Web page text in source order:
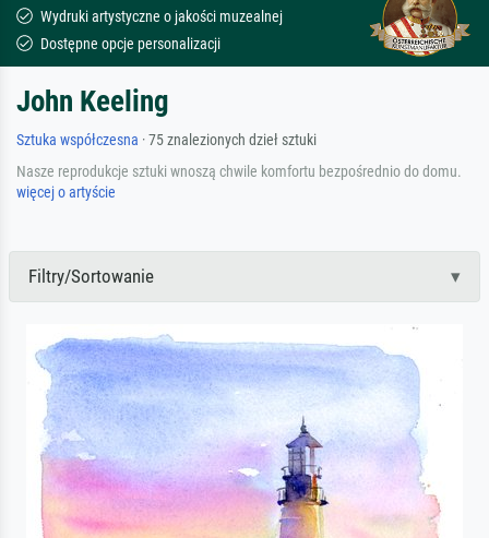
Wydruki artystyczne o jakości muzealnej
Dostępne opcje personalizacji
John Keeling
Sztuka współczesna · 75 znalezionych dzieł sztuki
Nasze reprodukcje sztuki wnoszą chwile komfortu bezpośrednio do domu.
więcej o artyście
Filtry/Sortowanie